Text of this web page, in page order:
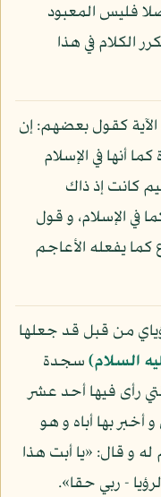
فليس المعبود
الكلام في هذا
كقول بعضهم: إن
أنها في الإسلام
كانت إذ ذاك
في الإسلام، و قول
يفعله الأعاجم
من قبل قد جعلها
السلام)سجدة
رأى فيها أحد عشر
بها أباه و هو
و قال: «يا أبت هذا
- ربي حقا».